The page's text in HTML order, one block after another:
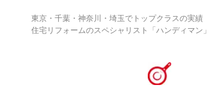
東京・千葉・神奈川・埼玉でトップクラスの実績
住宅リフォームのスペシャリスト「ハンディマン」